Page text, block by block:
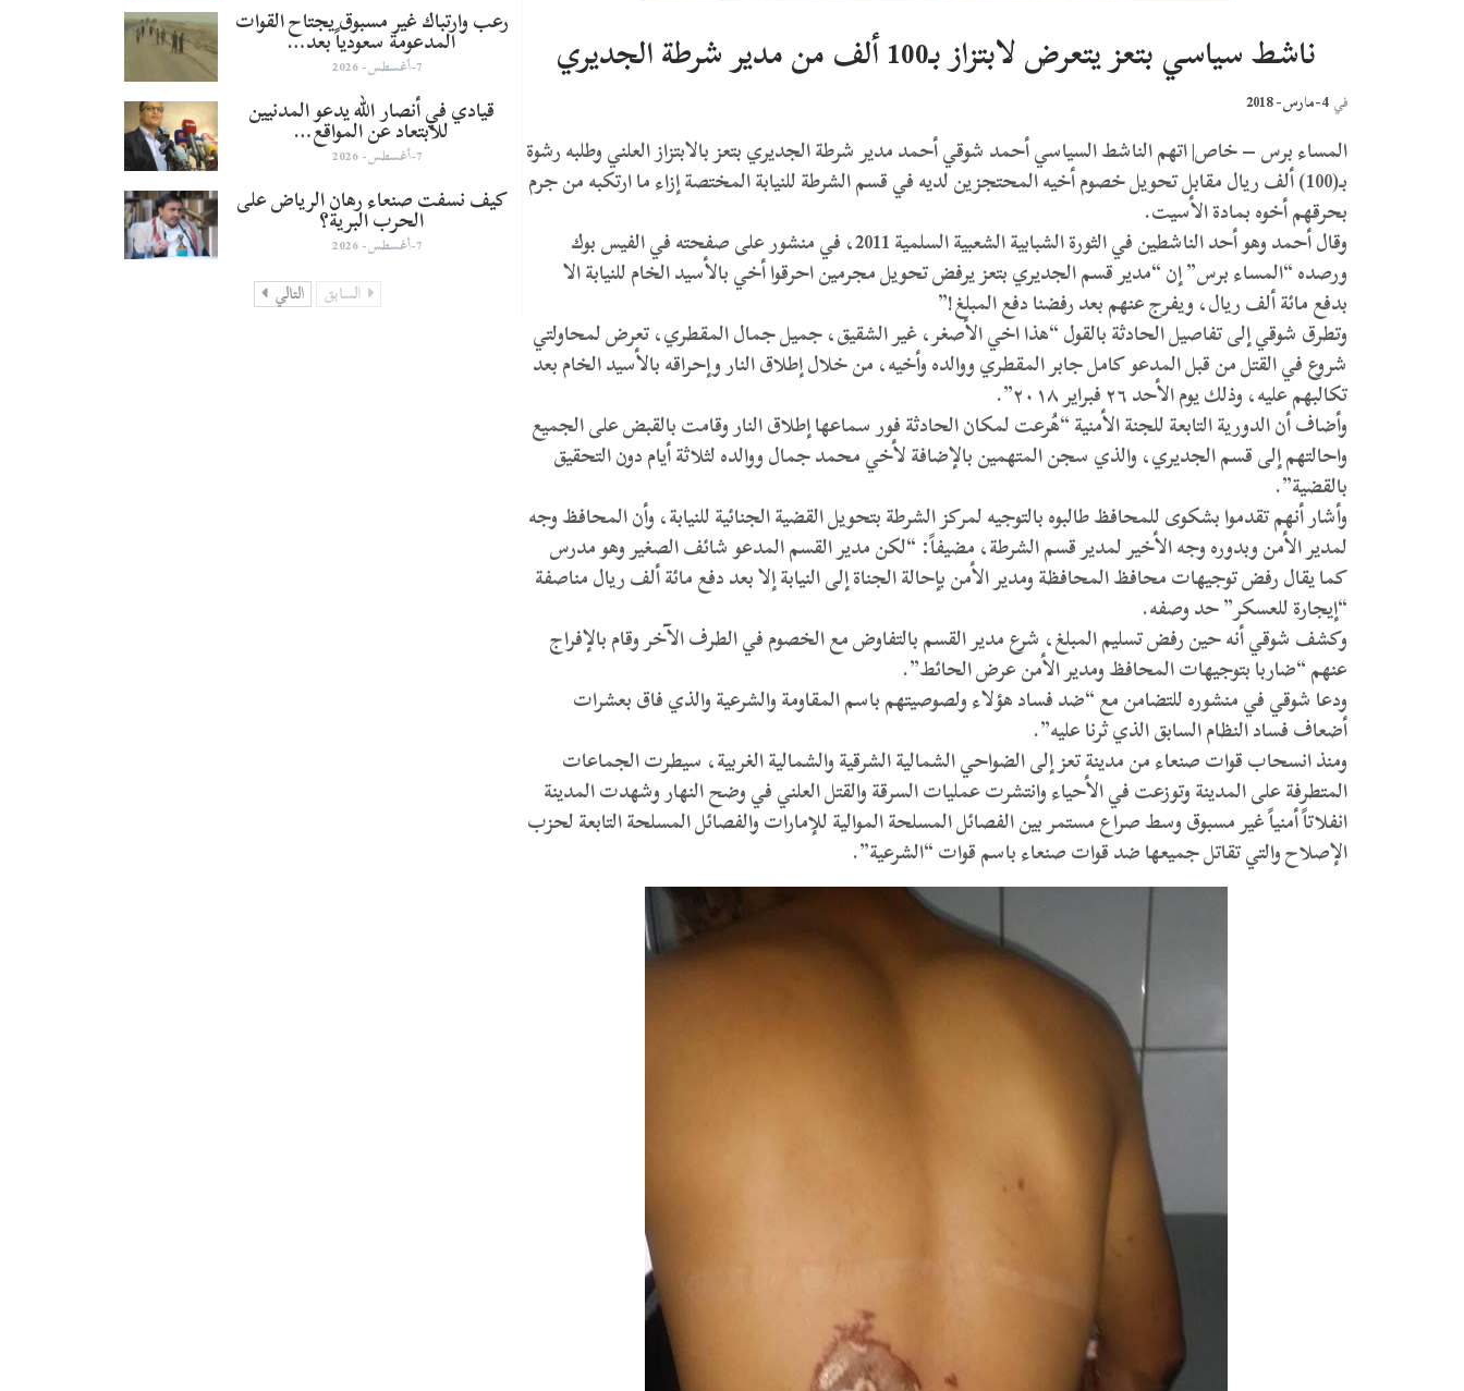
ناشط سياسي بتعز يتعرض لابتزاز بـ100 ألف من مدير شرطة الجديري
في 4-مارس- 2018
المساء برس – خاص| اتهم الناشط السياسي أحمد شوقي أحمد مدير شرطة الجديري بتعز بالابتزاز العلني وطلبه رشوة
بـ(100) ألف ريال مقابل تحويل خصوم أخيه المحتجزين لديه في قسم الشرطة للنيابة المختصة إزاء ما ارتكبه من جرم
بحرقهم أخوه بمادة الأسيت.
وقال أحمد وهو أحد الناشطين في الثورة الشبابية الشعبية السلمية 2011، في منشور على صفحته في الفيس بوك
ورصده “المساء برس” إن “مدير قسم الجديري بتعز يرفض تحويل مجرمين احرقوا أخي بالأسيد الخام للنيابة الا
بدفع مائة ألف ريال، ويفرج عنهم بعد رفضنا دفع المبلغ!”
وتطرق شوقي إلى تفاصيل الحادثة بالقول “هذا اخي الأصغر، غير الشقيق، جميل جمال المقطري، تعرض لمحاولتي
شروع في القتل من قبل المدعو كامل جابر المقطري ووالده وأخيه، من خلال إطلاق النار وإحراقه بالأسيد الخام بعد
تكالبهم عليه، وذلك يوم الأحد ٢٦ فبراير ٢٠١٨”.
وأضاف أن الدورية التابعة للجنة الأمنية “هُرعت لمكان الحادثة فور سماعها إطلاق النار وقامت بالقبض على الجميع
واحالتهم إلى قسم الجديري، والذي سجن المتهمين بالإضافة لأخي محمد جمال ووالده لثلاثة أيام دون التحقيق
بالقضية”.
وأشار أنهم تقدموا بشكوى للمحافظ طالبوه بالتوجيه لمركز الشرطة بتحويل القضية الجنائية للنيابة، وأن المحافظ وجه
لمدير الأمن وبدوره وجه الأخير لمدير قسم الشرطة، مضيفاً: “لكن مدير القسم المدعو شائف الصغير وهو مدرس
كما يقال رفض توجيهات محافظ المحافظة ومدير الأمن بإحالة الجناة إلى النيابة إلا بعد دفع مائة ألف ريال مناصفة
“إيجارة للعسكر” حد وصفه.
وكشف شوقي أنه حين رفض تسليم المبلغ، شرع مدير القسم بالتفاوض مع الخصوم في الطرف الآخر وقام بالإفراج
عنهم “ضاربا بتوجيهات المحافظ ومدير الأمن عرض الحائط”.
ودعا شوقي في منشوره للتضامن مع “ضد فساد هؤلاء ولصوصيتهم باسم المقاومة والشرعية والذي فاق بعشرات
أضعاف فساد النظام السابق الذي ثرنا عليه”.
ومنذ انسحاب قوات صنعاء من مدينة تعز إلى الضواحي الشمالية الشرقية والشمالية الغربية، سيطرت الجماعات
المتطرفة على المدينة وتوزعت في الأحياء وانتشرت عمليات السرقة والقتل العلني في وضح النهار وشهدت المدينة
انفلاتاً أمنياً غير مسبوق وسط صراع مستمر بين الفصائل المسلحة الموالية للإمارات والفصائل المسلحة التابعة لحزب
الإصلاح والتي تقاتل جميعها ضد قوات صنعاء باسم قوات “الشرعية”.
رعب وارتباك غير مسبوق يجتاح القوات
المدعومة سعودياً بعد…
7-أغسطس- 2026
قيادي في أنصار الله يدعو المدنيين
للابتعاد عن المواقع…
7-أغسطس- 2026
كيف نسفت صنعاء رهان الرياض على
الحرب البرية؟
7-أغسطس- 2026
السابق التالي